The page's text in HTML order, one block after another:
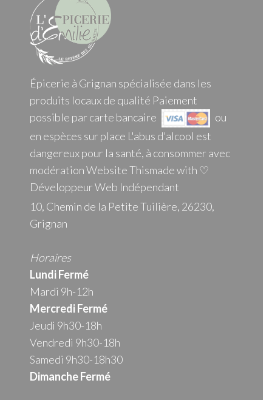
Épicerie à Grignan spécialisée dans les
produits locaux de qualité Paiement
possible par carte bancaire
ou
en espèces sur place L'abus d'alcool est
dangereux pour la santé, à consommer avec
modération Website Thismade with ♡
Développeur Web Indépendant
10, Chemin de la Petite Tuilière, 26230,
Grignan
Horaires
Lundi Fermé
Mardi 9h-12h
MercrediFermé
Jeudi 9h30-18h
Vendredi 9h30-18h
Samedi 9h30-18h30
Dimanche Fermé